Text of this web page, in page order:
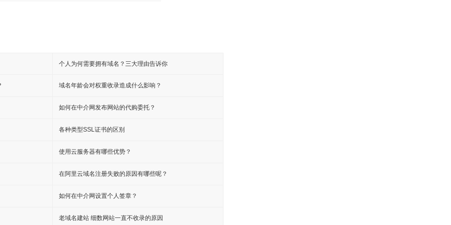
个人为何需要拥有域名？三大理由告诉你
域名年龄会对权重收录造成什么影响？
如何在中介网发布网站的代购委托？
各种类型SSL证书的区别
使用云服务器有哪些优势？
在阿里云域名注册失败的原因有哪些呢？
如何在中介网设置个人签章？
老域名建站 细数网站一直不收录的原因